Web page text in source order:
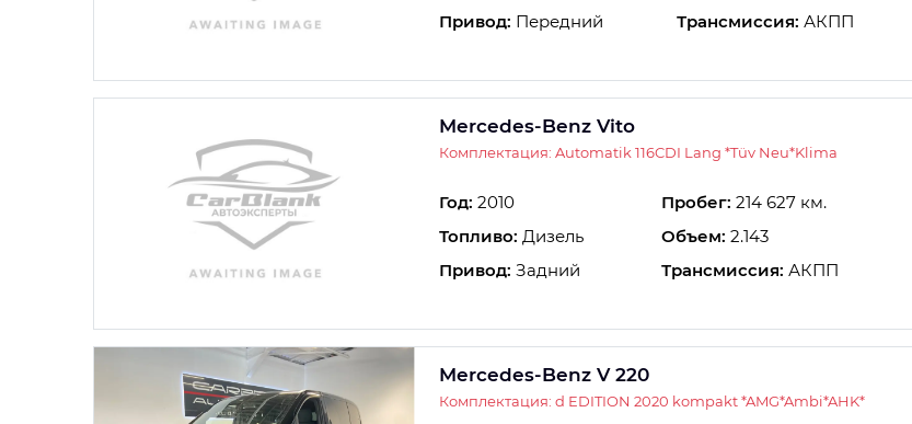
Привод: Передний Трансмиссия: АКПП
Mercedes-Benz Vito
Комплектация: Automatik 116CDI Lang *Tüv Neu*Klima
Год: 2010 Пробег: 214 627 км.
Топливо: Дизель Объем: 2.143
Привод: Задний Трансмиссия: АКПП
Mercedes-Benz V 220
Комплектация: d EDITION 2020 kompakt *AMG*Ambi*AHK*